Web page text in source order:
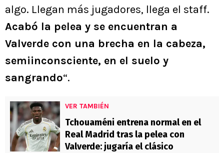
algo. Llegan más jugadores, llega el staff.
Acabó la pelea y se encuentran a
Valverde con una brecha en la cabeza,
semiinconsciente, en el suelo y
sangrando“.
VER TAMBIÉN
Tchouaméni entrena normal en el
Real Madrid tras la pelea con
Valverde: jugaría el clásico